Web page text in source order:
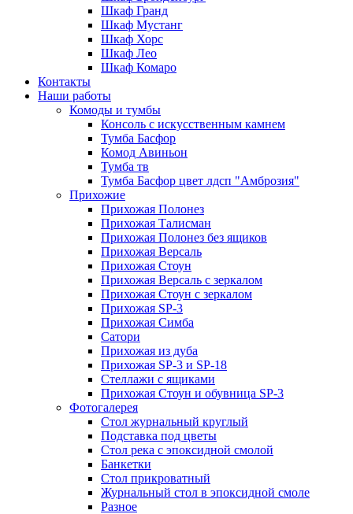
Шкаф Гранд
Шкаф Мустанг
Шкаф Хорс
Шкаф Лео
Шкаф Комаро
Контакты
Наши работы
Комоды и тумбы
Консоль с искусственным камнем
Тумба Басфор
Комод Авиньон
Тумба тв
Тумба Басфор цвет лдсп "Амброзия"
Прихожие
Прихожая Полонез
Прихожая Талисман
Прихожая Полонез без ящиков
Прихожая Версаль
Прихожая Стоун
Прихожая Версаль с зеркалом
Прихожая Стоун с зеркалом
Прихожая SP-3
Прихожая Симба
Сатори
Прихожая из дуба
Прихожая SP-3 и SP-18
Стеллажи с ящиками
Прихожая Стоун и обувница SP-3
Фотогалерея
Стол журнальный круглый
Подставка под цветы
Стол река с эпоксидной смолой
Банкетки
Стол прикроватный
Журнальный стол в эпоксидной смоле
Разное